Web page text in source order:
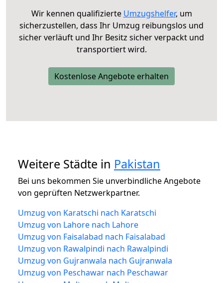
Wir kennen qualifizierte Umzugshelfer, um
sicherzustellen, dass Ihr Umzug reibungslos und
sicher verläuft und Ihr Besitz sicher verpackt und
transportiert wird.
Kostenlose Angebote erhalten
Weitere Städte in Pakistan
Bei uns bekommen Sie unverbindliche Angebote
von geprüften Netzwerkpartner.
Umzug von Karatschi nach Karatschi
Umzug von Lahore nach Lahore
Umzug von Faisalabad nach Faisalabad
Umzug von Rawalpindi nach Rawalpindi
Umzug von Gujranwala nach Gujranwala
Umzug von Peschawar nach Peschawar